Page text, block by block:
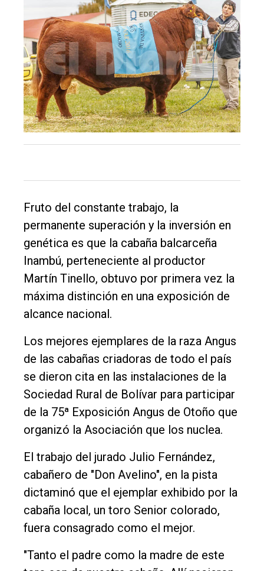
Balcarce
Inicio
Tendencia
Int.
General
Rural
Deportes
Fúnebres
Contacto
Fruto del constante trabajo, la
permanente superación y la inversión en
genética es que la cabaña balcarceña
Inambú, perteneciente al productor
Martín Tinello, obtuvo por primera vez la
máxima distinción en una exposición de
alcance nacional.
Los mejores ejemplares de la raza Angus
de las cabañas criadoras de todo el país
se dieron cita en las instalaciones de la
Sociedad Rural de Bolívar para participar
de la 75ª Exposición Angus de Otoño que
organizó la Asociación que los nuclea.
El trabajo del jurado Julio Fernández,
cabañero de "Don Avelino", en la pista
dictaminó que el ejemplar exhibido por la
cabaña local, un toro Senior colorado,
fuera consagrado como el mejor.
"Tanto el padre como la madre de este